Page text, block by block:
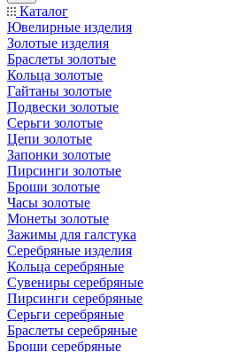
Каталог
Ювелирные изделия
Золотые изделия
Браслеты золотые
Кольца золотые
Гайтаны золотые
Подвески золотые
Серьги золотые
Цепи золотые
Запонки золотые
Пирсинги золотые
Броши золотые
Часы золотые
Монеты золотые
Зажимы для галстука
Серебряные изделия
Кольца серебряные
Сувениры серебряные
Пирсинги серебряные
Серьги серебряные
Браслеты серебряные
Броши серебряные